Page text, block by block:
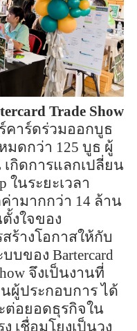
Trade Show
คาร์ดร่วมออกบูธ
ดกว่า 125 บูธ ผู้
เกิดการแลกเปลี่ยน
ในระยะเวลา
ามากกว่า 14 ล้าน
งใจของ
ร้างโอกาสให้กับ
บบของ Bartercard
จึงเป็นงานที่
ผู้ประกอบการ ได้
ต่อยอดธุรกิจใน
เชื่อมโยงเป็นวง